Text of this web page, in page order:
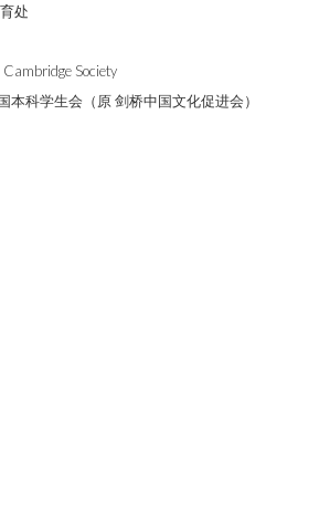
处
Society
本科学生会（原 剑桥中国文化促进会）